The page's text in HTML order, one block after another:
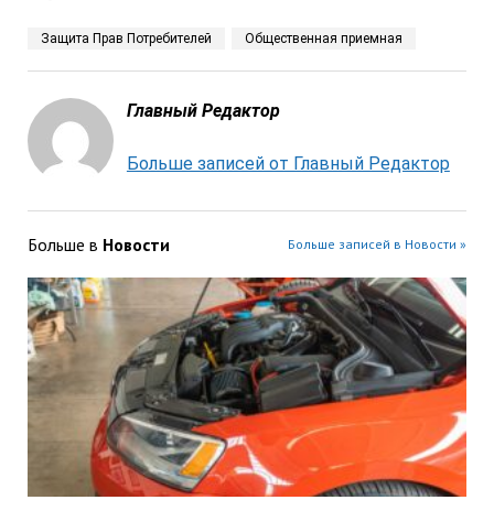
Защита Прав Потребителей Общественная приемная
Главный Редактор
Больше записей от Главный Редактор
Больше в Новости Больше записей в Новости »